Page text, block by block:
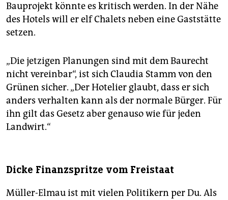
Bauprojekt könnte es kritisch werden. In der Nähe
des Hotels will er elf Chalets neben eine Gaststätte
setzen.
„Die jetzigen Planungen sind mit dem Baurecht
nicht vereinbar“, ist sich Claudia Stamm von den
Grünen sicher. „Der Hotelier glaubt, dass er sich
anders verhalten kann als der normale Bürger. Für
ihn gilt das Gesetz aber genauso wie für jeden
Landwirt.“
Dicke Finanzspritze vom Freistaat
Müller-Elmau ist mit vielen Politikern per Du. Als